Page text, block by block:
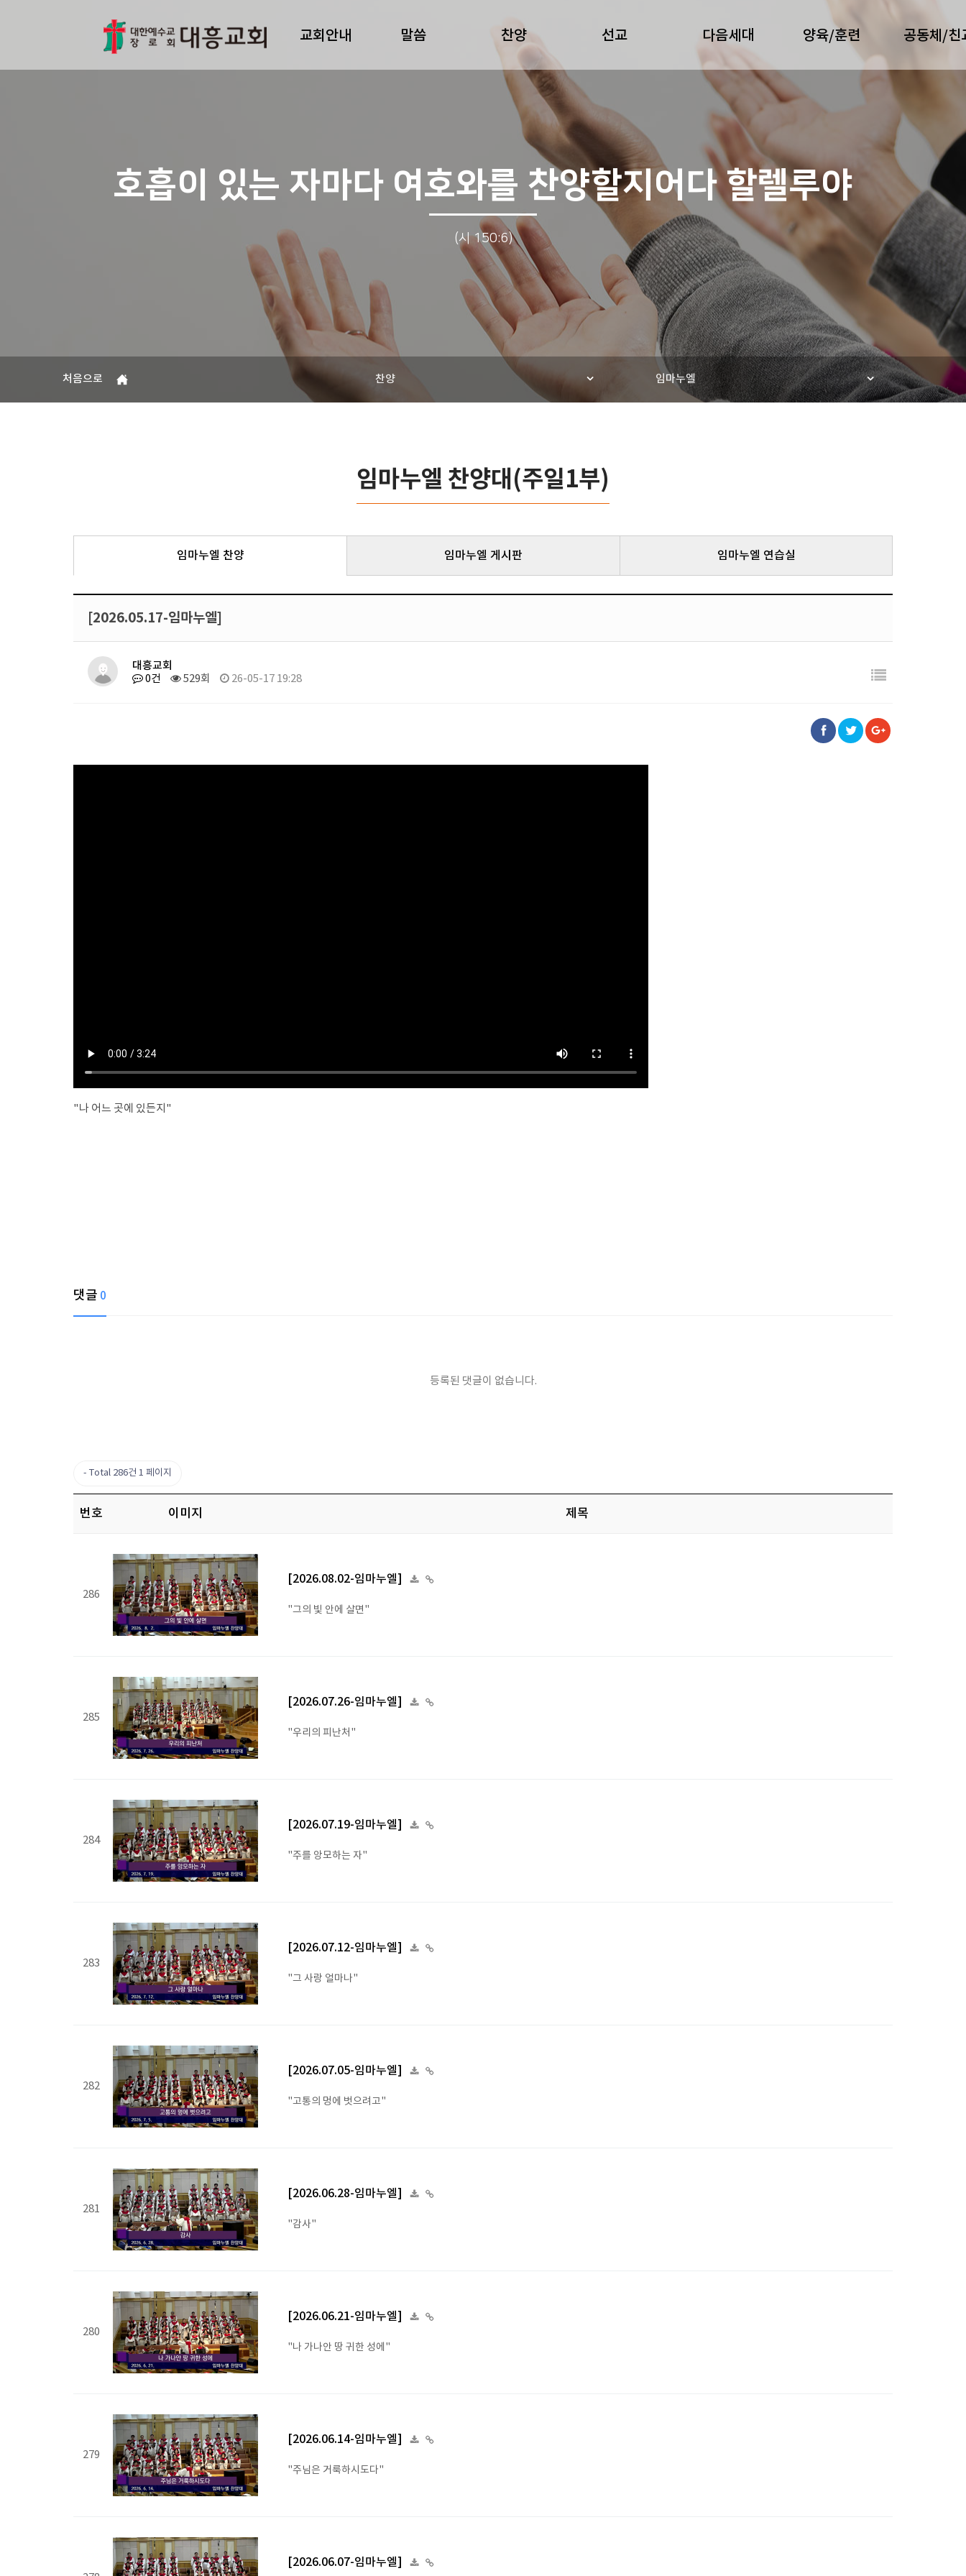
교회안내 말씀 찬양 선교 다음세대 양육/훈련 공동체/친
호흡이 있는 자마다 여호와를 찬양할지어다 할렐루야
(시 150:6)
처음으로 찬양 임마누엘
임마누엘 찬양대(주일1부)
임마누엘 찬양 임마누엘 게시판 임마누엘 연습실
[2026.05.17-임마누엘]
대흥교회
0건
529회 26-05-17 19:28
"나 어느 곳에 있든지"
댓글 0
등록된 댓글이 없습니다.
Total 286건 1 페이지
번호 이미지 제목
286
[2026.08.02-임마누엘]
"그의 빛 안에 살면"
285
[2026.07.26-임마누엘]
"우리의 피난처"
284
[2026.07.19-임마누엘]
"주를 앙모하는 자"
283
[2026.07.12-임마누엘]
"그 사랑 얼마나"
282
[2026.07.05-임마누엘]
"고통의 멍에 벗으려고"
281
[2026.06.28-임마누엘]
"감사"
280
[2026.06.21-임마누엘]
"나 가나안 땅 귀한 성에"
279
[2026.06.14-임마누엘]
"주님은 거룩하시도다"
[2026.06.07-임마누엘]